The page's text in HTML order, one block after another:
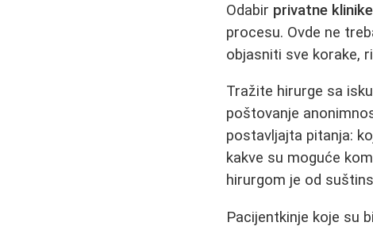
Odabir privatne
procesu. Ovde ne
objasniti sve korake,
Tražite hirurge sa
poštovanje
postavljajta pitanja:
kakve su moguće
hirurgom je od
Pacijentkinje koje su